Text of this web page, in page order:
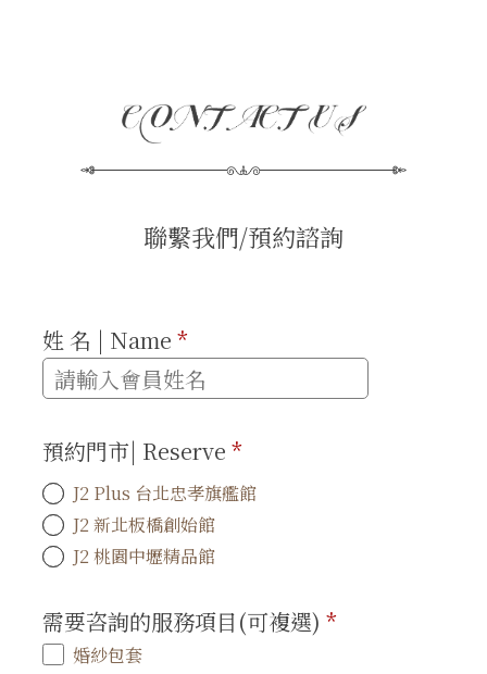
聯繫我們/預約諮詢
姓 名 | Name*
預約門市| Reserve*
J2 Plus 台北忠孝旗艦館
J2 新北板橋創始館
J2 桃園中壢精品館
需要咨詢的服務項目(可複選)*
婚紗包套